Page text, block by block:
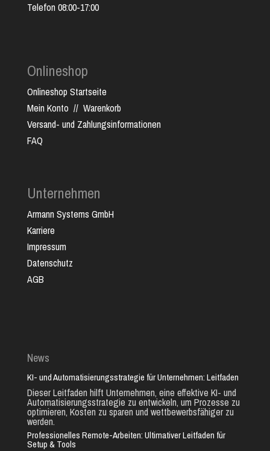
Telefon 08:00-17:00
Onlineshop
Onlineshop Startseite
Mein Konto // Warenkorb
Versand- und Zahlungsinformationen
FAQ
Unternehmen
Armann Systems GmbH
Karriere
Impressum
Datenschutz
AGB
News
KI- und Automatisierungsstrategie für Unternehmen: Leitfaden
Dieser Leitfaden hilft Unternehmen, eine effektive KI- und
Automatisierungsstrategie zu entwickeln, um Prozesse zu
optimieren, Kosten zu sparen und wettbewerbsfähiger zu
werden.
Professionelles Remote-Arbeiten: Ultimativer Leitfaden für
Setup & Tools